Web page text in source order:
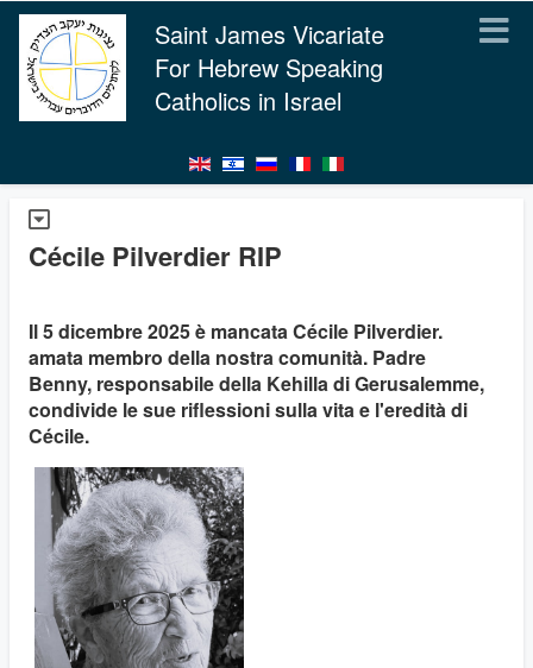
Saint James Vicariate
For Hebrew Speaking
Catholics in Israel
Cécile Pilverdier RIP
Il 5 dicembre 2025 è mancata Cécile Pilverdier.
amata membro della nostra comunità. Padre
Benny, responsabile della Kehilla di Gerusalemme,
condivide le sue riflessioni sulla vita e l'eredità di
Cécile.